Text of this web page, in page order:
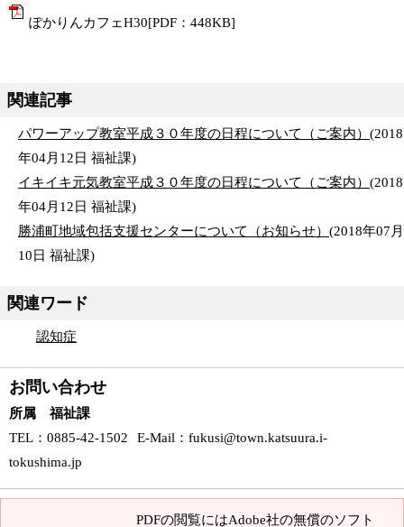
ぽかりんカフェH30[PDF：448KB]
関連記事
パワーアップ教室平成３０年度の日程について（ご案内） (2018
年04月12日 福祉課)
イキイキ元気教室平成３０年度の日程について（ご案内） (2018
年04月12日 福祉課)
勝浦町地域包括支援センターについて（お知らせ） (2018年07月
10日 福祉課)
関連ワード
認知症
お問い合わせ
所属 福祉課
TEL ：0885-42-1502 E-Mail ： fukusi@town.katsuura.i-
tokushima.jp
PDFの閲覧にはAdobe社の無償のソフト